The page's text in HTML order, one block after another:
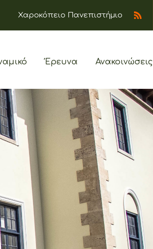
Χαροκόπειο Πανεπιστήμιο
Έρευνα Ανακοινώσεις